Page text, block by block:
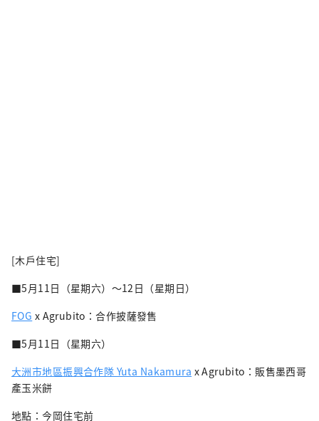
[木戶住宅]
■5月11日（星期六）～12日（星期日）
FOG x Agrubito：合作披薩發售
■5月11日（星期六）
大洲市地區振興合作隊 Yuta Nakamura x Agrubito：販售墨西哥
產玉米餅
地點：今岡住宅前